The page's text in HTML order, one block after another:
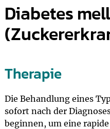
Diabetes
Therapie
Die Behandlung eines
sofort nach der
beginnen, um eine